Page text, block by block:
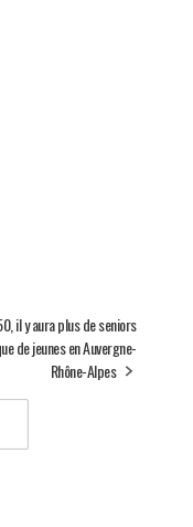
il y aura plus de seniors
de jeunes en Auvergne-
Rhône-Alpes